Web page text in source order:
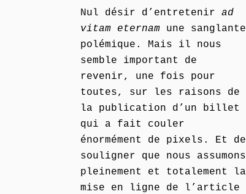
Nul désir d’entretenir ad
vitam eternam une sanglante
polémique. Mais il nous
semble important de
revenir, une fois pour
toutes, sur les raisons de
la publication d’un billet
qui a fait couler
énormément de pixels. Et de
souligner que nous assumons
pleinement et totalement la
mise en ligne de l’article